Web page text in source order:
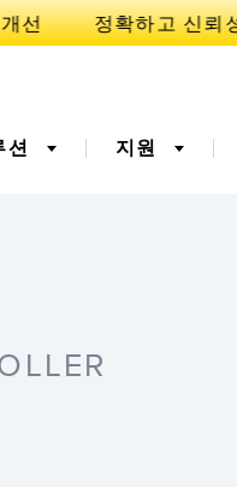
유
션
청
지원